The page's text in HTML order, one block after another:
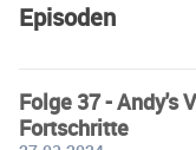
Episoden
Folge 37 - Andy's
Fortschritte